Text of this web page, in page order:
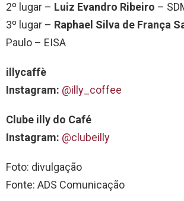
2º lugar – Luiz Evandro Ribeiro –
3º lugar – Raphael Silva de França
Paulo – EISA
illycaffè
Instagram: @illy_coffee
Clube illy do Café
Instagram: @clubeilly
Foto: divulgação
Fonte: ADS Comunicação